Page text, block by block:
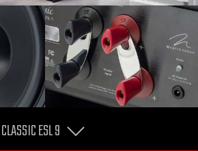
CLASSIC ESL 9